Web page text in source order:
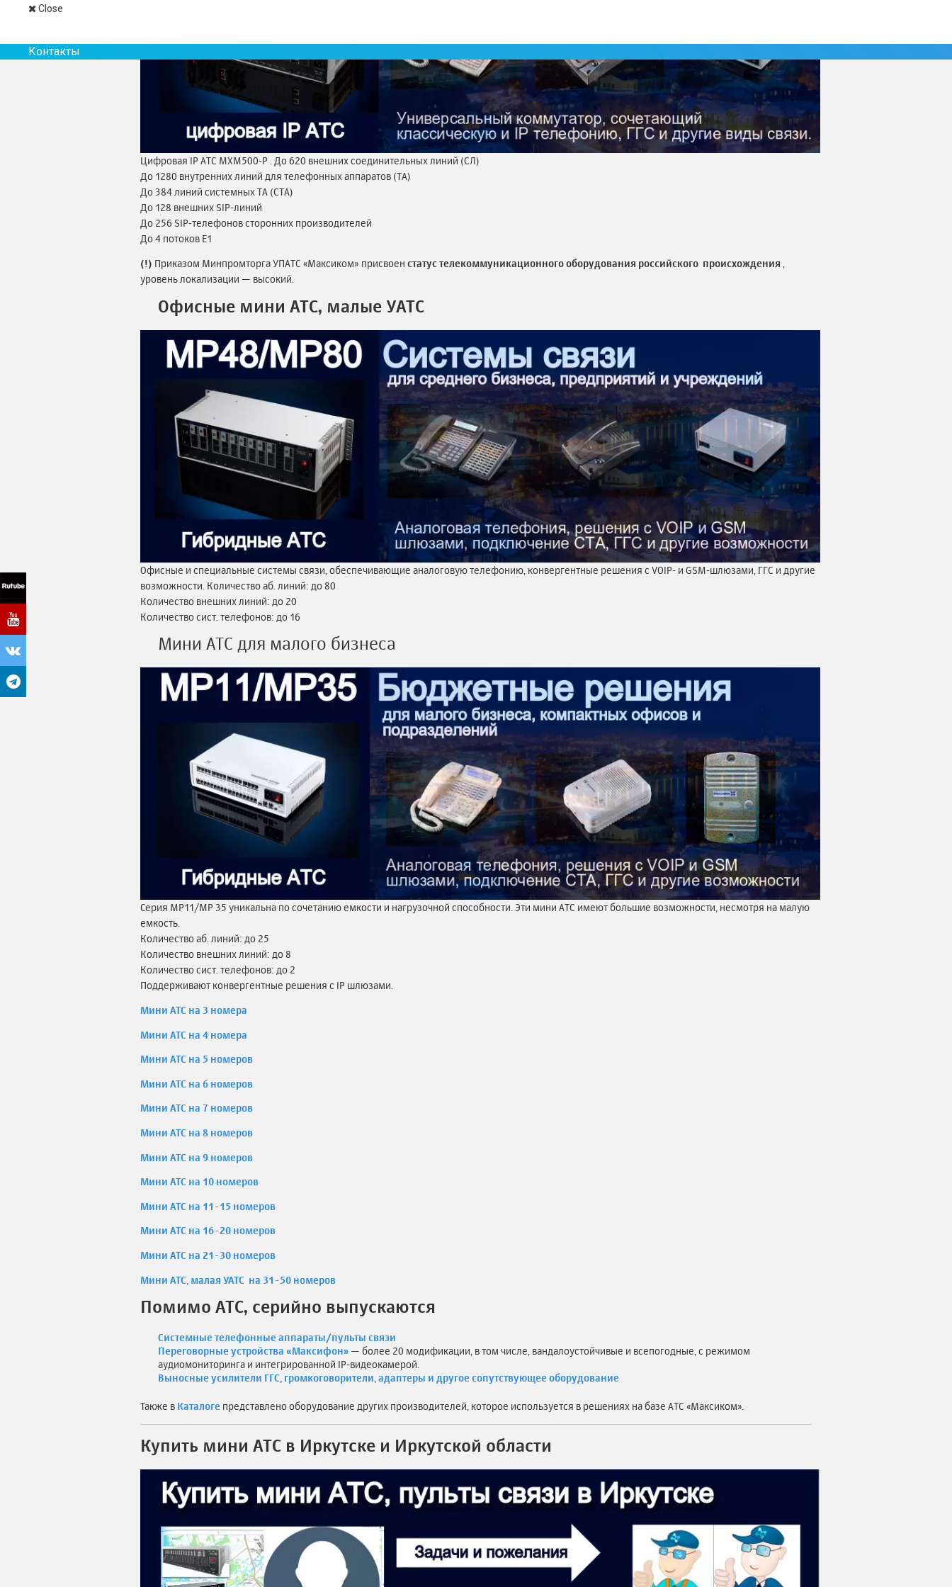
Close
Контакты
Цифровая IP АТС MXM500-P . До 620 внешних соединительных линий (СЛ)
До 1280 внутренних линий для телефонных аппаратов (ТА)
До 384 линий системных ТА (СТА)
До 128 внешних SIP-линий
До 256 SIP-телефонов сторонних производителей
До 4 потоков Е1
(!) Приказом Минпромторга УПАТС «Максиком» присвоен статус телекоммуникационного оборудования российского происхождения
уровень локализации — высокий.
Офисные мини АТС, малые УАТС
Офисные и специальные системы связи, обеспечивающие аналоговую телефонию, конвергентные решения с VOIP- и GSM-шлюзами, ГГС и другие
возможности. Количество аб. линий: до 80
Количество внешних линий: до 20
Количество сист. телефонов: до 16
Мини АТС для малого бизнеса
Серия MP11/MP 35 уникальна по сочетанию емкости и нагрузочной способности. Эти мини АТС имеют большие возможности, несмотря на малую
емкость.
Количество аб. линий: до 25
Количество внешних линий: до 8
Количество сист. телефонов: до 2
Поддерживают конвергентные решения с IP шлюзами.
Мини АТС на 3 номера
Мини АТС на 4 номера
Мини АТС на 5 номеров
Мини АТС на 6 номеров
Мини АТС на 7 номеров
Мини АТС на 8 номеров
Мини АТС на 9 номеров
Мини АТС на 10 номеров
Мини АТС на 11-15 номеров
Мини АТС на 16-20 номеров
Мини АТС на 21-30 номеров
Мини АТС, малая УАТС на 31-50 номеров
Помимо АТС, серийно выпускаются
Системные телефонные аппараты/пульты связи
Переговорные устройства «Максифон» — более 20 модификации, в том числе, вандалоустойчивые и всепогодные, с режимом
аудиомониторинга и интегрированной IP-видеокамерой.
Выносные усилители ГГС, громкоговорители, адаптеры и другое сопутствующее оборудование
Также в Каталоге представлено оборудование других производителей, которое используется в решениях на базе АТС «Максиком».
Купить мини АТС в Иркутске и Иркутской области